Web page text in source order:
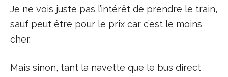
Je ne vois juste pas l’intérêt de prendre le train,
sauf peut être pour le prix car c’est le moins
cher.
Mais sinon, tant la navette que le bus direct